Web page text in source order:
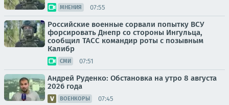
МНЕНИЯ 07:55
Российские военные сорвали попытку ВСУ
форсировать Днепр со стороны Ингульца,
сообщил ТАСС командир роты с позывным
Калибр
СМИ 07:51
Андрей Руденко: Обстановка на утро 8 августа
2026 года
ВОЕНКОРЫ 07:45